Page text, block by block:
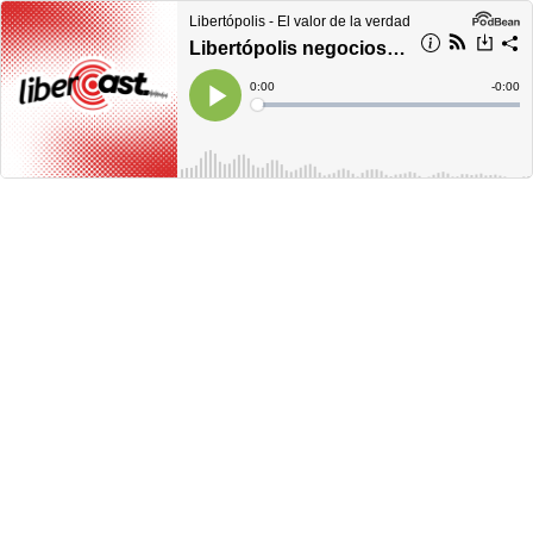
Libertópolis - El valor de la verdad
Libertópolis negocios, lunes 24 de abril de 2023
Play
Current
Time
0:00
Loaded:
Time
-0:00